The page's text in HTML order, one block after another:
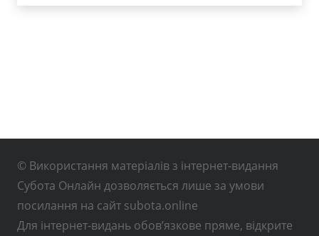
© Використання матеріалів з інтернет-видання
Субота Онлайн дозволяється лише за умови
посилання на сайт subota.online
Для інтернет-видань обов’язкове пряме, відкрите